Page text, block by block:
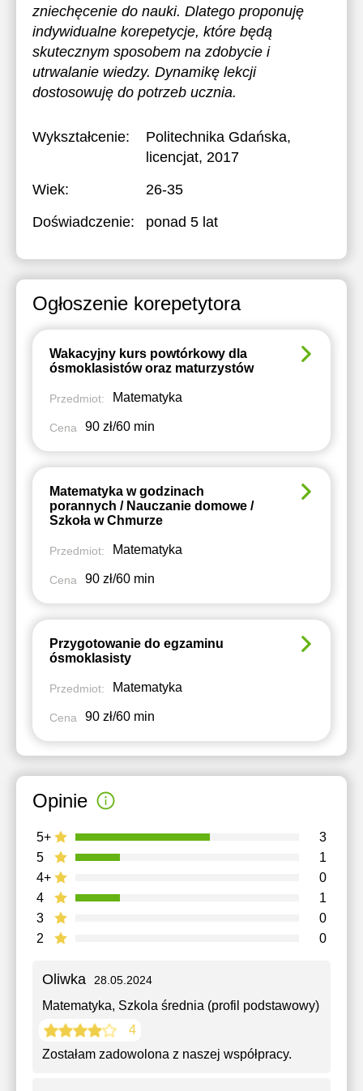
zniechęcenie do nauki. Dlatego proponuję
indywidualne korepetycje, które będą
skutecznym sposobem na zdobycie i
utrwalanie wiedzy. Dynamikę lekcji
dostosowuję do potrzeb ucznia.
Wykształcenie: Politechnika Gdańska,
licencjat, 2017
Wiek:
26-35
Doświadczenie:
ponad 5 lat
Ogłoszenie korepetytora
Wakacyjny kurs powtórkowy dla
ósmoklasistów oraz maturzystów
Przedmiot: Matematyka
Cena 90 zł/60 min
Matematyka w godzinach
porannych / Nauczanie domowe /
Szkoła w Chmurze
Przedmiot: Matematyka
Cena 90 zł/60 min
Przygotowanie do egzaminu
ósmoklasisty
Przedmiot: Matematyka
Cena 90 zł/60 min
Opinie
2 0
3 0
4 1
4+ 0
5 1
5+ 3
Oliwka 28.05.2024
Matematyka, Szkola średnia (profil podstawowy)
4
Zostałam zadowolona z naszej współpracy.